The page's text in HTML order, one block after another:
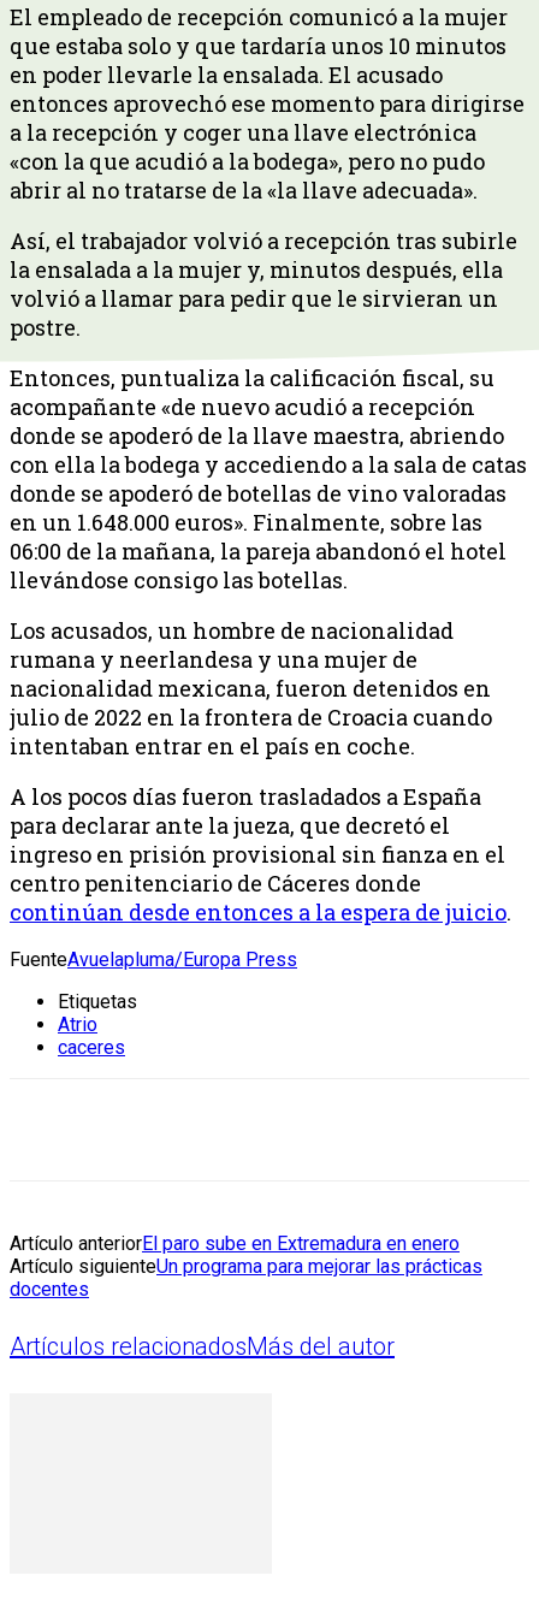
El empleado de recepción comunicó a la mujer
que estaba solo y que tardaría unos 10 minutos
en poder llevarle la ensalada. El acusado
entonces aprovechó ese momento para dirigirse
a la recepción y coger una llave electrónica
«con la que acudió a la bodega», pero no pudo
abrir al no tratarse de la «la llave adecuada».
Así, el trabajador volvió a recepción tras subirle
la ensalada a la mujer y, minutos después, ella
volvió a llamar para pedir que le sirvieran un
postre.
Entonces, puntualiza la calificación fiscal, su
acompañante «de nuevo acudió a recepción
donde se apoderó de la llave maestra, abriendo
con ella la bodega y accediendo a la sala de catas
donde se apoderó de botellas de vino valoradas
en un 1.648.000 euros». Finalmente, sobre las
06:00 de la mañana, la pareja abandonó el hotel
llevándose consigo las botellas.
Los acusados, un hombre de nacionalidad
rumana y neerlandesa y una mujer de
nacionalidad mexicana, fueron detenidos en
julio de 2022 en la frontera de Croacia cuando
intentaban entrar en el país en coche.
A los pocos días fueron trasladados a España
para declarar ante la jueza, que decretó el
ingreso en prisión provisional sin fianza en el
centro penitenciario de Cáceres donde
continúan desde entonces a la espera de juicio.
FuenteAvuelapluma/Europa Press
Etiquetas
Atrio
caceres
Artículo anteriorEl paro sube en Extremadura en enero
Artículo siguienteUn programa para mejorar las prácticas
docentes
Artículos relacionadosMás del autor